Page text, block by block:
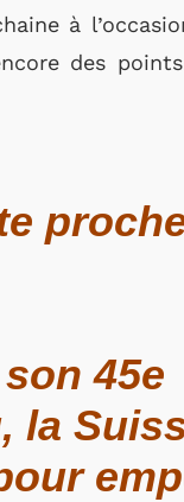
à
des
45e
la